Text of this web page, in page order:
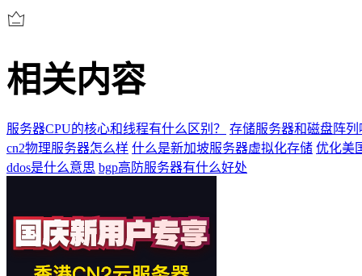
相关内容
服务器CPU的核心和线程有什么区别？
存储服务器和磁盘阵列
cn2物理服务器怎么样 什么是新加坡服务器虚拟化存储 优化美
ddos是什么意思 bgp高防服务器有什么好处